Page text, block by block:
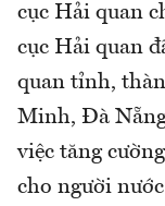
cục Hải quan
cục Hải quan
quan tỉnh,
Minh, Đà
việc tăng
cho người